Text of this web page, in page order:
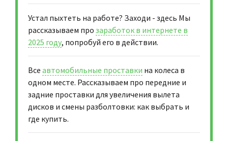
Устал пыхтеть на работе? Заходи - здесь Мы
рассказываем про заработок в интернете в
2025 году, попробуй его в действии.
Все автомобильные проставки на колеса в
одном месте. Рассказываем про передние и
задние проставки для увеличения вылета
дисков и смены разболтовки: как выбрать и
где купить.